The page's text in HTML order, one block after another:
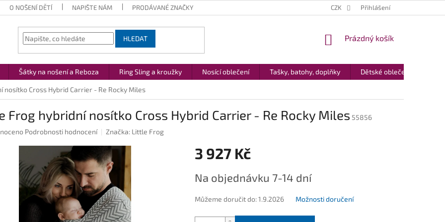
O NOŠENÍ DĚTÍ NAPIŠTE NÁM PRODÁVANÉ ZNAČKY CZK Přihlášení
HLEDAT
NÁKUPNÍ
Prázdný košík
Šátky na nošení a Reboza Ring Sling a kroužky Nosící oblečení Tašky, batohy, doplňky Dětské oblečení
nosítko Cross Hybrid Carrier - Re Rocky Miles
Frog hybridní nosítko Cross Hybrid Carrier - Re Rocky Miles 55856
Podrobnosti hodnocení Značka: Little Frog
3 927 Kč
cena:
Na objednávku 7-14 dní
Můžeme doručit do: 1.9.2026 Možnosti doručení